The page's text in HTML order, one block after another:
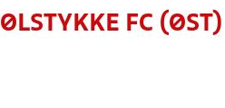
ØLSTYKKE FC